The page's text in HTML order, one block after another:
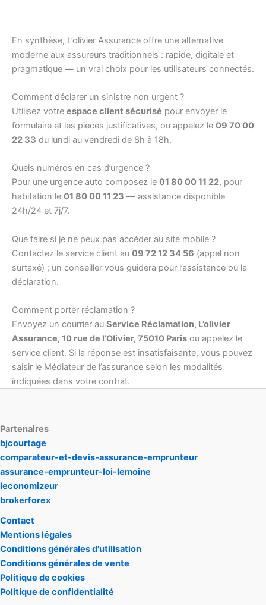
En synthèse, L’olivier Assurance offre une alternative
moderne aux assureurs traditionnels : rapide, digitale et
pragmatique — un vrai choix pour les utilisateurs connectés.
Comment déclarer un sinistre non urgent ?
Utilisez votre espace client sécurisé pour envoyer le
formulaire et les pièces justificatives, ou appelez le 09 70 00
22 33 du lundi au vendredi de 8h à 18h.
Quels numéros en cas d’urgence ?
Pour une urgence auto composez le 01 80 00 11 22, pour
habitation le 01 80 00 11 23 — assistance disponible
24h/24 et 7j/7.
Que faire si je ne peux pas accéder au site mobile ?
Contactez le service client au 09 72 12 34 56 (appel non
surtaxé) ; un conseiller vous guidera pour l’assistance ou la
déclaration.
Comment porter réclamation ?
Envoyez un courrier au Service Réclamation, L’olivier
Assurance, 10 rue de l’Olivier, 75010 Paris ou appelez le
service client. Si la réponse est insatisfaisante, vous pouvez
saisir le Médiateur de l’assurance selon les modalités
indiquées dans votre contrat.
Partenaires
bjcourtage
comparateur-et-devis-assurance-emprunteur
assurance-emprunteur-loi-lemoine
leconomizeur
brokerforex
Contact
Mentions légales
Conditions générales d'utilisation
Conditions générales de vente
Politique de cookies
Politique de confidentialité